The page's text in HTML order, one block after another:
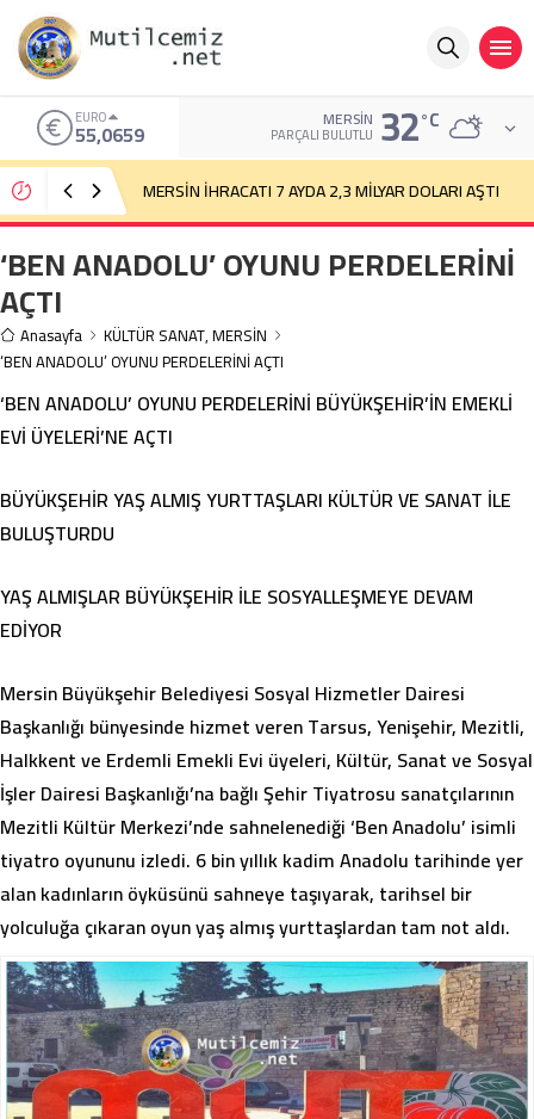
ALTIN
6.521,17 MERSIN
PARÇALI BULUTLU 32°C
AKP, Mersinli Üzüm Üreticisine “Bağını Sök, Toprağını
Terk Et” Diyor
‘BEN ANADOLU’ OYUNU PERDELERİNİ
AÇTI
Anasayfa KÜLTÜR SANAT,MERSİN
‘BEN ANADOLU’ OYUNU PERDELERİNİ AÇTI
‘BEN ANADOLU’ OYUNU PERDELERİNİ BÜYÜKŞEHİR’İN EMEKLİ
EVİ ÜYELERİ’NE AÇTI
BÜYÜKŞEHİR YAŞ ALMIŞ YURTTAŞLARI KÜLTÜR VE SANAT İLE
BULUŞTURDU
YAŞ ALMIŞLAR BÜYÜKŞEHİR İLE SOSYALLEŞMEYE DEVAM
EDİYOR
Mersin Büyükşehir Belediyesi Sosyal Hizmetler Dairesi
Başkanlığı bünyesinde hizmet veren Tarsus, Yenişehir, Mezitli,
Halkkent ve Erdemli Emekli Evi üyeleri, Kültür, Sanat ve Sosyal
İşler Dairesi Başkanlığı’na bağlı Şehir Tiyatrosu sanatçılarının
Mezitli Kültür Merkezi’nde sahnelenediği ‘Ben Anadolu’ isimli
tiyatro oyununu izledi. 6 bin yıllık kadim Anadolu tarihinde yer
alan kadınların öyküsünü sahneye taşıyarak, tarihsel bir
yolculuğa çıkaran oyun yaş almış yurttaşlardan tam not aldı.